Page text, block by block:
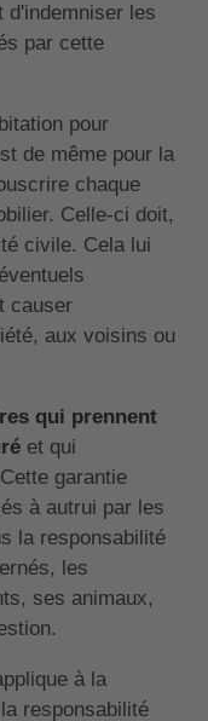
d'indemniser les
par cette
pour
de même pour la
chaque
Celle-ci doit,
civile. Cela lui
causer
aux voisins ou
qui prennent
et qui
garantie
à autrui par les
la responsabilité
les
ses animaux,
à la
responsabilité